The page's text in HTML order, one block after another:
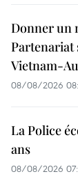
Donner un
Partenariat
Vietnam-
08/08/2026
La Police
ans
08/08/2026